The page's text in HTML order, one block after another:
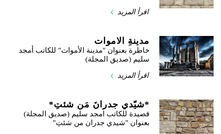
اقرأ المزيد
مدينةِ الاموات
خاطرة بعنوان "مدينة الأموات" للكاتب أمجد
سليم (صديق المجلة)
اقرأ المزيد
*شيّدي جدرانَ مَن شئتِ*
قصيدة للكاتب امجد سليم (صديق المجلة)
بعنوان "شيدي جدران من شئتِ"